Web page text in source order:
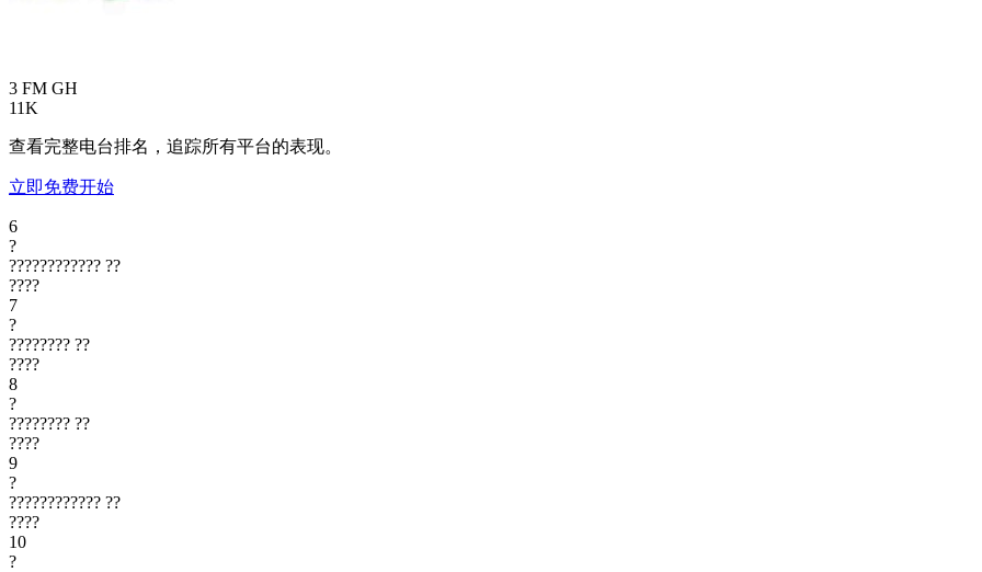
3 FM GH
11K
查看完整电台排名，追踪所有平台的表现。
立即免费开始
6
?
???????????? ??
????
7
?
???????? ??
????
8
?
???????? ??
????
9
?
???????????? ??
????
10
?